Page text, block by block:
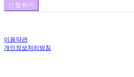
신청하기
이용약관
개인정보처리방침